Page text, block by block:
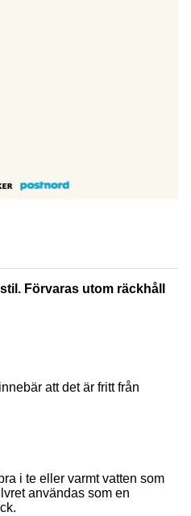
Förvaras utom räckhåll
att det är fritt från
i te eller varmt vatten som
användas som en